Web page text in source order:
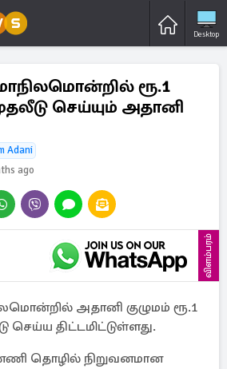
Desktop
ரூ.1
செய்யும் அதானி
Adani
ago
விளம்பரம்
அதானி குழுமம் ரூ.1
செய்ய திட்டமிட்டுள்ளது.
தொழில் நிறுவனமான